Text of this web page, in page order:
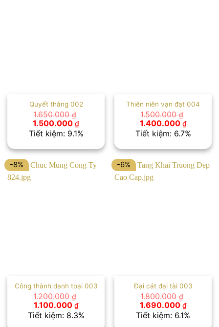
Quyết thắng 002
1.650.000₫
Giá
gốc
là:
1.500.000 ₫Giá
hiện
tại
1.500.000 ₫.
Tiết kiệm: 9.1%
Thiên niên vạn đạt 004
1.500.000₫
Giá
gốc
là:
1.400.000 ₫Giá
hiện
tại
Tiết kiệm: 6.7%
-8%
Công thành danh toại 003
1.200.000₫
Giá
gốc
là:
1.100.000 ₫Giá
hiện
tại
Tiết kiệm: 8.3%
-6%
Đại cát đại tài 003
1.800.000₫
Giá
gốc
là:
1.690.000 ₫Giá
hiện
tại
Tiết kiệm: 6.1%